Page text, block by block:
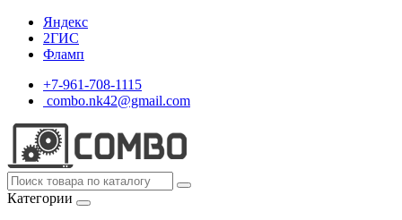
Яндекс
2ГИС
Фламп
+7-961-708-1115
combo.nk42@gmail.com
Категории